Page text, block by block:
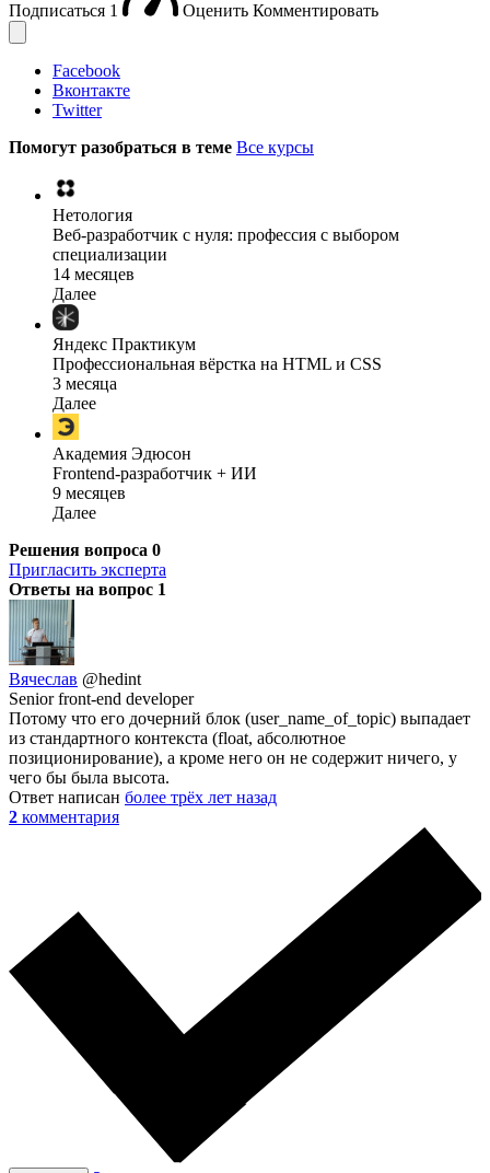
Подписаться 1 Оценить Комментировать
Facebook
Вконтакте
Twitter
Помогут разобраться в теме Все курсы
Нетология
Веб-разработчик с нуля: профессия с выбором
специализации
14 месяцев
Далее
Яндекс Практикум
Профессиональная вёрстка на HTML и CSS
3 месяца
Далее
Академия Эдюсон
Frontend-разработчик + ИИ
9 месяцев
Далее
Решения вопроса 0
Пригласить эксперта
Ответы на вопрос 1
Вячеслав @hedint
Senior front-end developer
Потому что его дочерний блок (user_name_of_topic) выпадает
из стандартного контекста (float, абсолютное
позиционирование), а кроме него он не содержит ничего, у
чего бы была высота.
Ответ написан более трёх лет назад
2 комментария